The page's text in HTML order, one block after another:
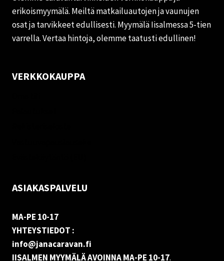
erikoismyymälä. Meiltä matkailuautojen ja vaunujen
osat ja tarvikkeet edullisesti. Myymälä Iisalmessa 5-tien
varrella. Vertaa hintoja, olemme taatusti edullinen!
VERKKOKAUPPA
ASIAKASPALVELU
MA-PE 10-17
YHTEYSTIEDOT :
info@janacaravan.fi
IISALMEN MYYMÄLÄ AVOINNA MA-PE 10-17.